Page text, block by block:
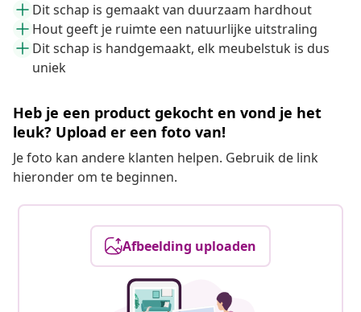
Dit schap is gemaakt van duurzaam hardhout
Hout geeft je ruimte een natuurlijke uitstraling
Dit schap is handgemaakt, elk meubelstuk is dus
uniek
Heb je een product gekocht en vond je het
leuk? Upload er een foto van!
Je foto kan andere klanten helpen. Gebruik de link
hieronder om te beginnen.
Afbeelding uploaden